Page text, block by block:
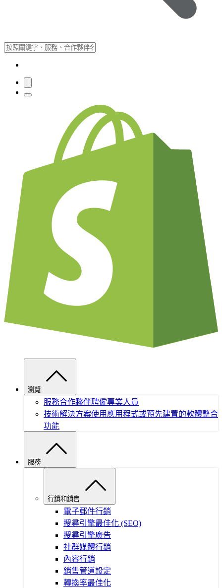
瀏覽
服務合作夥伴聘僱專業人員
技術解決方案使用應用程式或預先建置的軟體整合
功能
服務
行銷和銷售
電子郵件行銷
搜尋引擎最佳化 (SEO)
搜尋引擎廣告
社群媒體行銷
內容行銷
銷售管道設定
轉換率最佳化